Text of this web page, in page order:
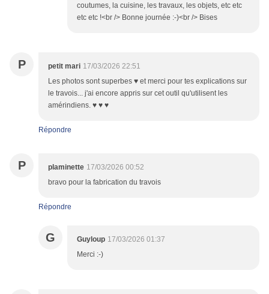
coutumes, la cuisine, les travaux, les objets, etc etc
etc etc !<br /> Bonne journée :-)<br /> Bises
P petit mari 17/03/2026 22:51
Les photos sont superbes ♥ et merci pour tes explications sur
le travois... j'ai encore appris sur cet outil qu'utilisent les
amérindiens. ♥ ♥ ♥
Répondre
P plaminette 17/03/2026 00:52
bravo pour la fabrication du travois
Répondre
G Guyloup 17/03/2026 01:37
Merci :-)